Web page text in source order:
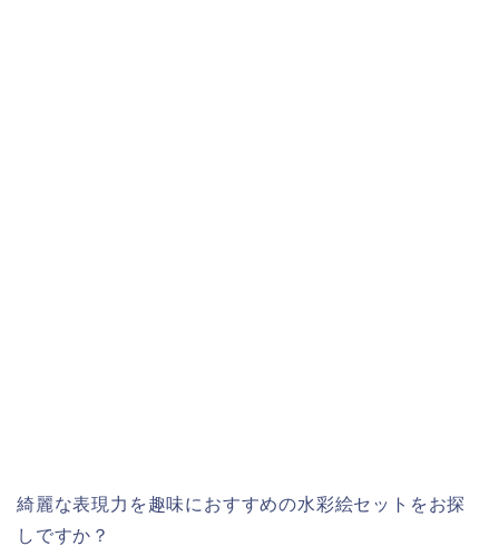
綺麗な表現力を趣味におすすめの水彩絵セットをお探
しですか？